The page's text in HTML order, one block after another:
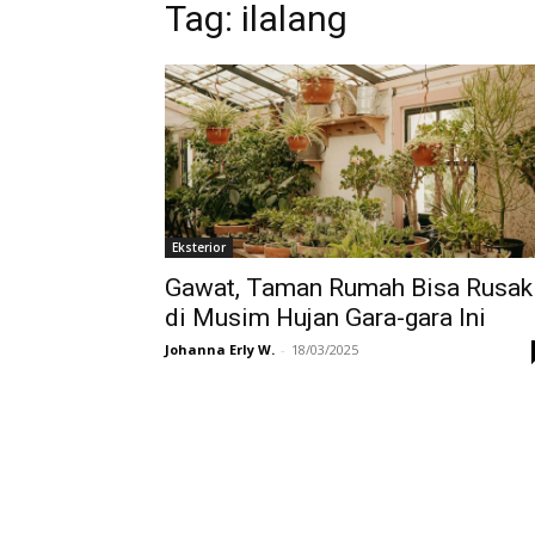
Tag: ilalang
Eksterior
Gawat, Taman Rumah Bisa Rusak
di Musim Hujan Gara-gara Ini
Johanna Erly W. - 18/03/2025